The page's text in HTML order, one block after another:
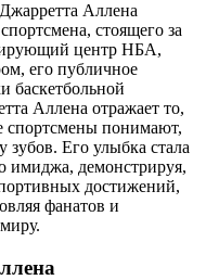
Аллена
стоящего за
центр НБА,
его публичное
баскетбольной
Аллена отражает то,
спортсмены понимают,
зубов. Его улыбка стала
имиджа, демонстрируя,
достижений,
фанатов и